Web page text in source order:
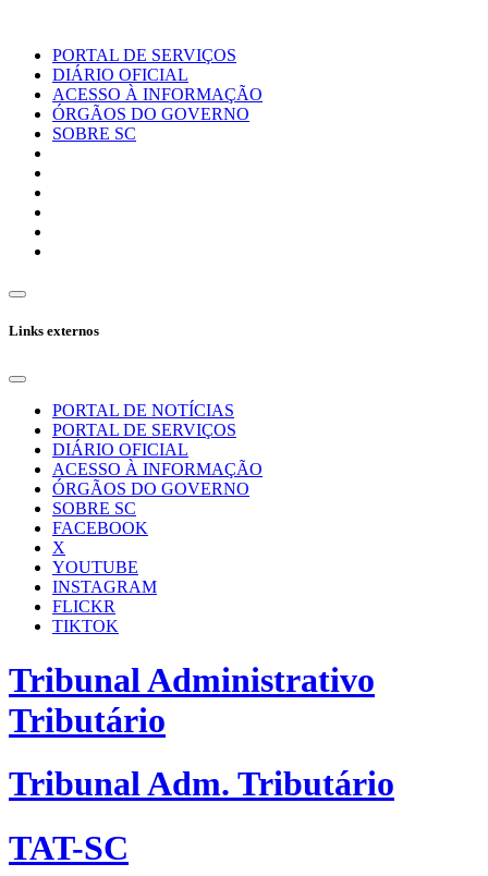
PORTAL DE SERVIÇOS
DIÁRIO OFICIAL
ACESSO À INFORMAÇÃO
ÓRGÃOS DO GOVERNO
SOBRE SC
Links externos
PORTAL DE NOTÍCIAS
PORTAL DE SERVIÇOS
DIÁRIO OFICIAL
ACESSO À INFORMAÇÃO
ÓRGÃOS DO GOVERNO
SOBRE SC
FACEBOOK
X
YOUTUBE
INSTAGRAM
FLICKR
TIKTOK
Tribunal Administrativo
Tributário
Tribunal Adm. Tributário
TAT-SC